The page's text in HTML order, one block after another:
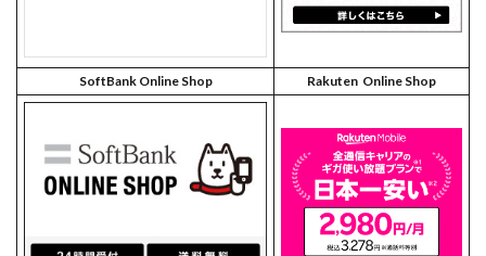
SoftBank Online Shop Rakuten Online Shop